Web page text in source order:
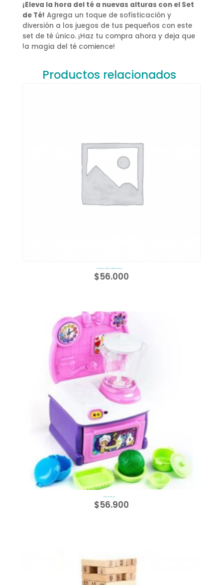
¡Eleva la hora del té a nuevas alturas con el Set
de Té! Agrega un toque de sofisticación y
diversión a los juegos de tus pequeños con este
set de té único. ¡Haz tu compra ahora y deja que
la magia del té comience!
Productos relacionados
Tablero Reloj Numerico
$56.000
Licuadora
$56.900